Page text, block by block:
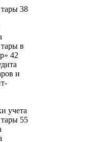
38
в
42
и
учета
55